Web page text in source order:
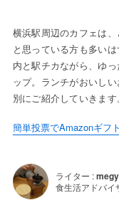
横浜駅周辺のカフェは
と思っている方も多い
内と駅チカながら、ゆ
ップ。ランチがおいし
別にご紹介していきま
簡単投票でAmazonギフ
ライター :
食生活アドバイ